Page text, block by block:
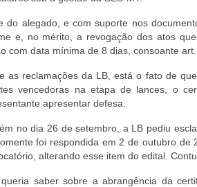
do alegado, e com suporte nos
e, no mérito, a revogação dos atos
com data mínima de 8 dias, consoante
as reclamações da LB, está o fato de
vencedoras na etapa de lances, o
apresentar defesa.
no dia 26 de setembro, a LB pediu
foi respondida em 2 de outubro de
alterando esse item do edital.
saber sobre a abrangência da